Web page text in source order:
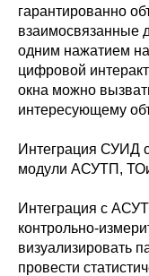
гарантированно
взаимосвязанные
одним нажатием
цифровой
окна можно
интересующему
Интеграция СУИД
модули АСУТП,
Интеграция с
контрольно-
визуализировать
провести